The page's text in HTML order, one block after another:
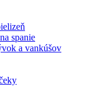
spanie
a vankúšov